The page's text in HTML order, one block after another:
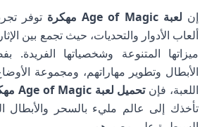
إن لعبة Age of Magic مهكرة
توفر
ألعاب الأدوار والتحديات، حيث تجمع بين
ميزاتها المتنوعة وشخصياتها
الأبطال وتطوير مهاراتهم، ومجموعة
اللعبة، فإنتحميل لعبة Age of Magic مهكرة
تأخذك إلى عالم مليء بالسحر والأبطال